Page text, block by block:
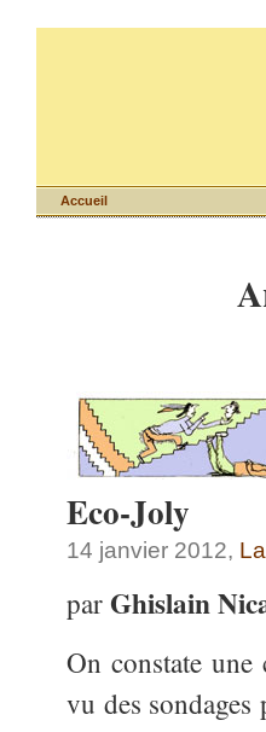
Accueil
Eco-Joly
14 janvier 2012,
parGhislain
On constate une
vu des